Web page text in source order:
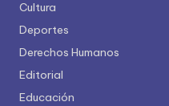
Cultura
Deportes
Derechos Humanos
Editorial
Educación